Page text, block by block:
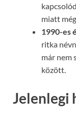
miatt
1990-es
ritka
már nem
között.
Jelenlegi